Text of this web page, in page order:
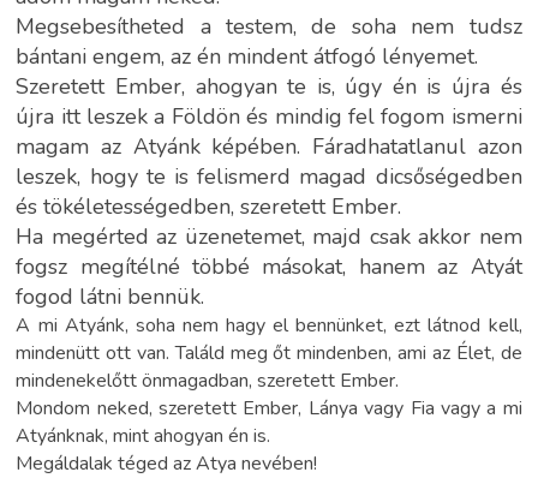
Megsebesítheted a testem, de soha nem tudsz
bántani engem, az én mindent átfogó lényemet.
Szeretett Ember, ahogyan te is, úgy én is újra és
újra itt leszek a Földön és mindig fel fogom ismerni
magam az Atyánk képében. Fáradhatatlanul azon
leszek, hogy te is felismerd magad dicsőségedben
és tökéletességedben, szeretett Ember.
Ha megérted az üzenetemet, majd csak akkor nem
fogsz megítélné többé másokat, hanem az Atyát
fogod látni bennük.
A mi Atyánk, soha nem hagy el bennünket, ezt látnod kell,
mindenütt ott van. Találd meg őt mindenben, ami az Élet, de
mindenekelőtt önmagadban, szeretett Ember.
Mondom neked, szeretett Ember, Lánya vagy Fia vagy a mi
Atyánknak, mint ahogyan én is.
Megáldalak téged az Atya nevében!